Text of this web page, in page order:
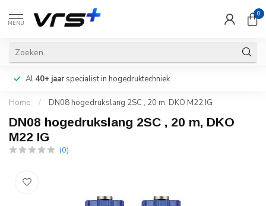
MENU
0
Al 40+ jaarspecialist in hogedruktechniek
Home / DN08 hogedrukslang 2SC , 20 m, DKO M22 IG
DN08 hogedrukslang 2SC , 20 m, DKO
M22 IG
(0)